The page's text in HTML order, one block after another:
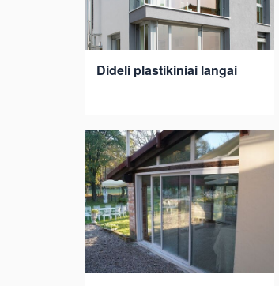
Dideli plastikiniai langai